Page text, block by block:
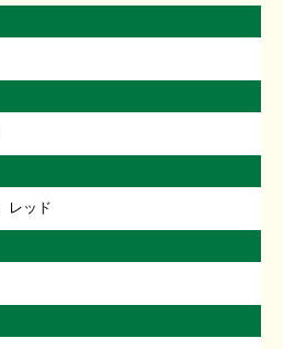
レッド